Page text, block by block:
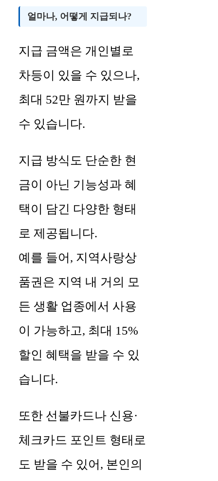
얼마나, 어떻게 지급되나?
지급 금액은 개인별로
차등이 있을 수 있으나,
최대 52만 원까지 받을
수 있습니다.
지급 방식도 단순한 현
금이 아닌 기능성과 혜
택이 담긴 다양한 형태
로 제공됩니다.
예를 들어, 지역사랑상
품권은 지역 내 거의 모
든 생활 업종에서 사용
이 가능하고, 최대 15%
할인 혜택을 받을 수 있
습니다.
또한 선불카드나 신용·
체크카드 포인트 형태로
도 받을 수 있어, 본인의